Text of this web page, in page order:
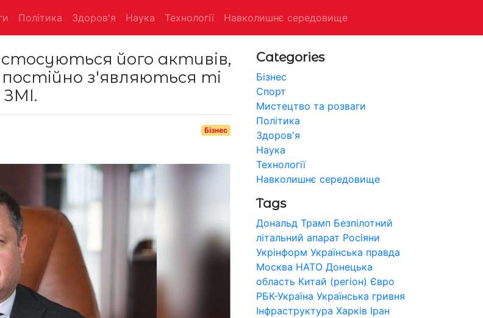
Політика Здоров'я Наука Технології Навколишнє середовище
стосуються його активів,
з'являються ті
Бізнес
Categories
Бізнес
Спорт
Мистецтво та розваги
Політика
Здоров'я
Наука
Технології
Навколишнє середовище
Tags
Дональд Трамп Безпілотний
літальний апарат Росіяни
Укрінформ Українська правда
Москва НАТО Донецька
область Китай (регіон) Євро
РБК-Україна Українська гривня
Інфраструктура Харків Іран